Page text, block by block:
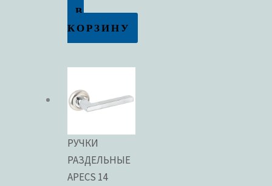
В
КОРЗИНУ
РУЧКИ
РАЗДЕЛЬНЫЕ
APECS 14